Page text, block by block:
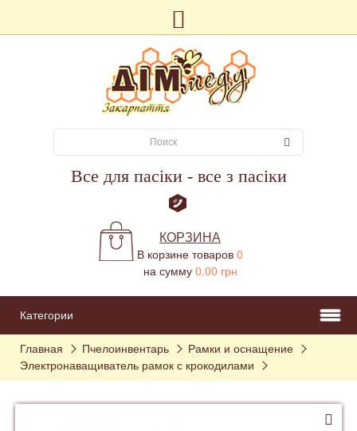
Все для пасіки - все з пасіки
КОРЗИНА
В корзине товаров 0
на сумму 0,00 грн
Категории
Главная Пчелоинвентарь
Рамки и оснащение
Электронаващиватель рамок с крокодилами